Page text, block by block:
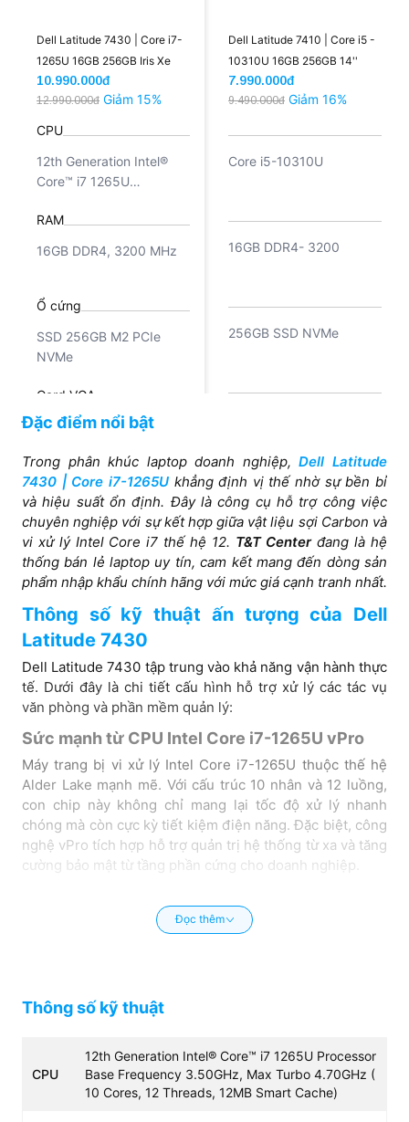
Dell Latitude 7430 | Core i7-
1265U 16GB 256GB Iris Xe
14'' FHD Carbon
10.990.000đ
12.990.000đ Giảm 15%
CPU
12th Generation Intel®
Core™ i7 1265U
Frequency 3.50GHz,
Cores, 12 Threads, 12MB
RAM
16GB DDR4, 3200 MHz
Ổ cứng
SSD 256GB M2 PCIe
NVMe
Card VGA
Iris Xe Graphics
Màn hình
14-inch FHD 1920 x
1080, 60 Hz, anti-glare,
45% NTSC, 250 nits,
wide-viewing angle,
narrow bent
Dell Latitude 7410 | Core i5 -
10310U 16GB 256GB 14''
FHD
7.990.000đ
9.490.000đ Giảm 16%
Core i5-10310U
16GB DDR4- 3200
256GB SSD NVMe
14 inch FHD
Đặc điểm nổi bật
Trong phân khúc laptop doanh nghiệp,Dell Latitude
7430 | Core i7-1265Ukhẳng định vị thế nhờ sự bền bỉ
và hiệu suất ổn định. Đây là công cụ hỗ trợ công việc
chuyên nghiệp với sự kết hợp giữa vật liệu sợi Carbon và
vi xử lý Intel Core i7 thế hệ 12. T&T Centerđang là hệ
thống bán lẻ laptop uy tín, cam kết mang đến dòng sản
phẩm nhập khẩu chính hãng với mức giá cạnh tranh nhất.
Thông số kỹ thuật ấn tượng của Dell
Latitude 7430
Dell Latitude 7430 tập trung vào khả năng vận hành thực
tế. Dưới đây là chi tiết cấu hình hỗ trợ xử lý các tác vụ
văn phòng và phần mềm quản lý:
Sức mạnh từ CPU Intel Core i7-1265U vPro
Máy trang bị vi xử lý Intel Core i7-1265U thuộc thế hệ
Alder Lake mạnh mẽ. Với cấu trúc 10 nhân và 12 luồng,
con chip này không chỉ mang lại tốc độ xử lý nhanh
chóng mà còn cực kỳ tiết kiệm điện năng. Đặc biệt, công
nghệ vPro tích hợp hỗ trợ quản trị hệ thống từ xa và tăng
cường bảo mật từ tầng phần cứng cho doanh nghiệp.
cứng SSD 256GB NVMe tốc độ cao, giúp thời gian khởi
Thiết kế vỏ Carbon bền bỉ và màn hình
FHD sắc nét
Đọc thêm
Thông số kỹ thuật
CPU
12th Generation Intel® Core™ i7 1265U Processor
Base Frequency 3.50GHz, Max Turbo 4.70GHz (
10 Cores, 12 Threads, 12MB Smart Cache)